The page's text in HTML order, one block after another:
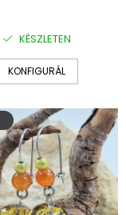
KÉSZLETEN
KONFIGURÁL